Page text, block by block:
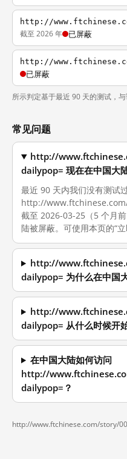
http://
截至 2026 年 已屏蔽
http://
已屏蔽
所示判定基于最近 90 天的测试，与
常见问题
http://
dailypop= 现在在中国大
最近 90 天内我们没有测试
http://
截至 2026-03-25（5 个月
陆被屏蔽。可使用本页的“
http://
dailypop= 为什么在中国
http://
dailypop= 从什么时候开
在中国大陆如何访问
http://
dailypop=？
http://www.ftchinese.com/story/